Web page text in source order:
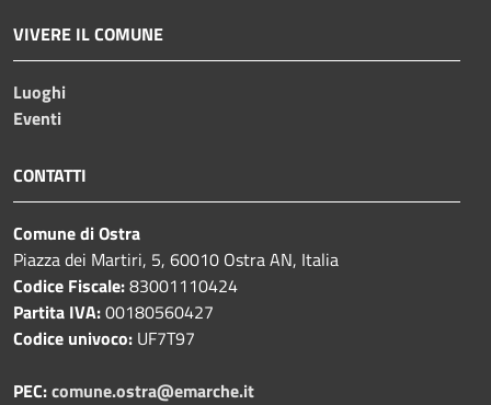
VIVERE IL COMUNE
Luoghi
Eventi
CONTATTI
Comune di Ostra
Piazza dei Martiri, 5, 60010 Ostra AN, Italia
Codice Fiscale:83001110424
Partita IVA:00180560427
Codice univoco: UF7T97
PEC:comune.ostra@emarche.it